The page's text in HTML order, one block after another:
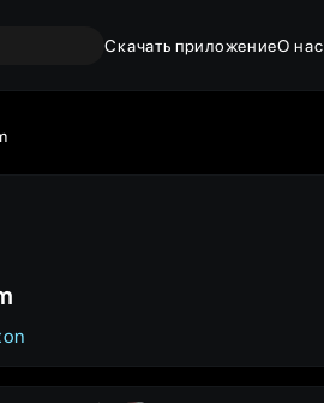
Скачать приложениеО нас